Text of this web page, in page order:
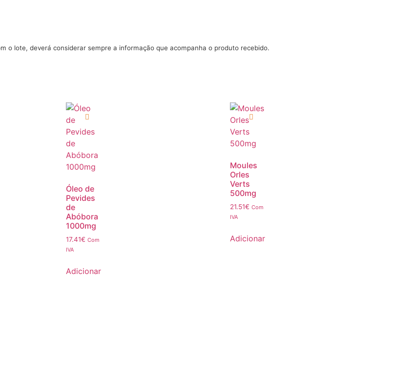
o lote, deverá considerar sempre a informação que acompanha o produto recebido.
Óleo de
Pevides
de
Abóbora
1000mg
17.41€ Com
IVA
Adicionar
Moules
Orles
Verts
500mg
21.51€ Com
IVA
Adicionar